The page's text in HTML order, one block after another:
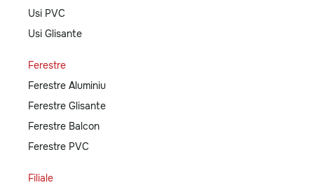
Usi PVC
Usi Glisante
Ferestre
Ferestre Aluminiu
Ferestre Glisante
Ferestre Balcon
Ferestre PVC
Filiale